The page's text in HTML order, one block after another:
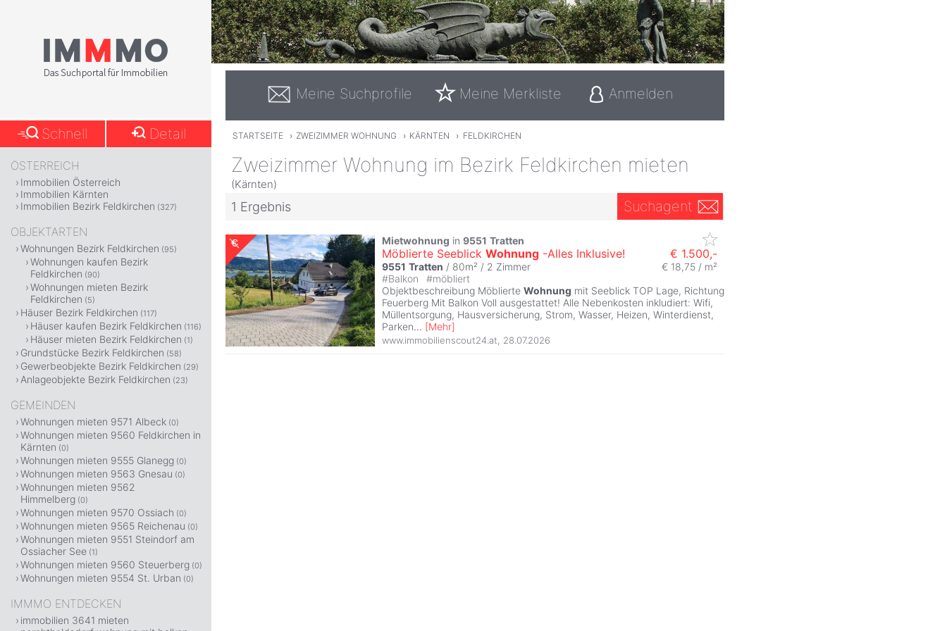
Meine Suchprofile Meine Merkliste Anmelden
STARTSEITE › ZWEIZIMMER WOHNUNG › KÄRNTEN › FELDKIRCHEN
Zweizimmer Wohnung im Bezirk Feldkirchen mieten
(Kärnten)
1 Ergebnis Suchagent
Mietwohnung in 9551 Tratten
Möblierte Seeblick Wohnung -Alles Inklusive! € 1.500,-
9551 Tratten / 80m² / 2 Zimmer
€ 18,75 / m²
#Balkon #möbliert
Objektbeschreibung Möblierte Wohnung mit Seeblick TOP Lage, Richtung
Feuerberg Mit Balkon Voll ausgestattet! Alle Nebenkosten inkludiert: Wifi,
Müllentsorgung, Hausversicherung, Strom, Wasser, Heizen, Winterdienst,
Parken... [Mehr]
www.immobilienscout24.at 28.07.2026
Schnell Detail
ÖSTERREICH
Immobilien Österreich
Immobilien Kärnten
Immobilien Bezirk Feldkirchen (327)
OBJEKTARTEN
Wohnungen Bezirk Feldkirchen (95)
Wohnungen kaufen Bezirk
Feldkirchen (90)
Wohnungen mieten Bezirk
Feldkirchen (5)
Häuser Bezirk Feldkirchen (117)
Häuser kaufen Bezirk Feldkirchen (116)
Häuser mieten Bezirk Feldkirchen (1)
Grundstücke Bezirk Feldkirchen (58)
Gewerbeobjekte Bezirk Feldkirchen (29)
Anlageobjekte Bezirk Feldkirchen (23)
GEMEINDEN
Wohnungen mieten 9571 Albeck (0)
Wohnungen mieten 9560 Feldkirchen in
Kärnten (0)
Wohnungen mieten 9555 Glanegg (0)
Wohnungen mieten 9563 Gnesau (0)
Wohnungen mieten 9562
Himmelberg (0)
Wohnungen mieten 9570 Ossiach (0)
Wohnungen mieten 9565 Reichenau (0)
Wohnungen mieten 9551 Steindorf am
Ossiacher See (1)
Wohnungen mieten 9560 Steuerberg (0)
Wohnungen mieten 9554 St. Urban (0)
IMMMO ENTDECKEN
immobilien 3641 mieten